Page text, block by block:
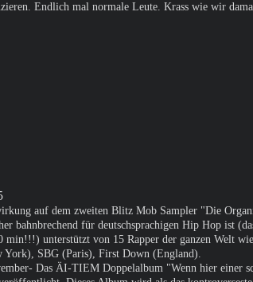
Endlich mal normale Leute. Krass wie wir
auf dem zweiten Blitz Mob Sampler "Die
bahnbrechend für deutschsprachigen Hip Hop ist
min!!!) unterstützt von 15 Rapper der ganzen Welt
York), SBG (Paris), First Down (England).
Das ÄI-TIEM Doppelalbum "Wenn hier einer